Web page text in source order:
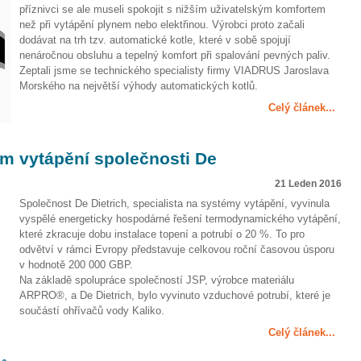
příznivci se ale museli spokojit s nižším uživatelským komfortem
než při vytápění plynem nebo elektřinou. Výrobci proto začali
dodávat na trh tzv. automatické kotle, které v sobě spojují
nenáročnou obsluhu a tepelný komfort při spalování pevných paliv.
Zeptali jsme se technického specialisty firmy VIADRUS Jaroslava
Morského na největší výhody automatických kotlů.
Celý článek...
vytápění společnosti De
21 Leden 2016
Společnost De Dietrich, specialista na systémy vytápění, vyvinula
vyspělé energeticky hospodárné řešení termodynamického vytápění,
které zkracuje dobu instalace topení a potrubí o 20 %. To pro
odvětví v rámci Evropy představuje celkovou roční časovou úsporu
v hodnotě 200 000 GBP.
Na základě spolupráce společností JSP, výrobce materiálu
ARPRO®, a De Dietrich, bylo vyvinuto vzduchové potrubí, které je
součástí ohřívačů vody Kaliko.
Celý článek...